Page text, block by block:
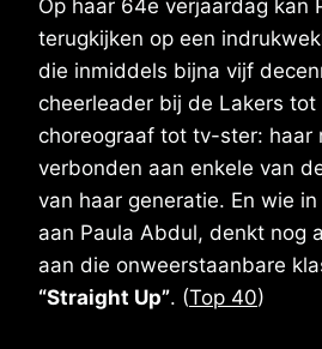
Op haar 64e verjaardag kan
terugkijken op een
die inmiddels bijna vijf
cheerleader bij de Lakers tot
choreograaf tot tv-ster: haar
verbonden aan enkele van
van haar generatie. En wie
aan Paula Abdul, denkt nog
aan die onweerstaanbare
“Straight Up”. (Top 40)